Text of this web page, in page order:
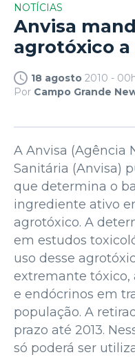
NOTÍCIAS
Anvisa
agrotóxico a
18 agosto 2010 -
Por Campo Grande
A Anvisa (Agência
Sanitária (Anvisa)
que determina o
ingrediente ativo
agrotóxico. A
em estudos
uso desse
extremante tóxico,
e endócrinos em
população. A
prazo até 2013.
só poderá ser